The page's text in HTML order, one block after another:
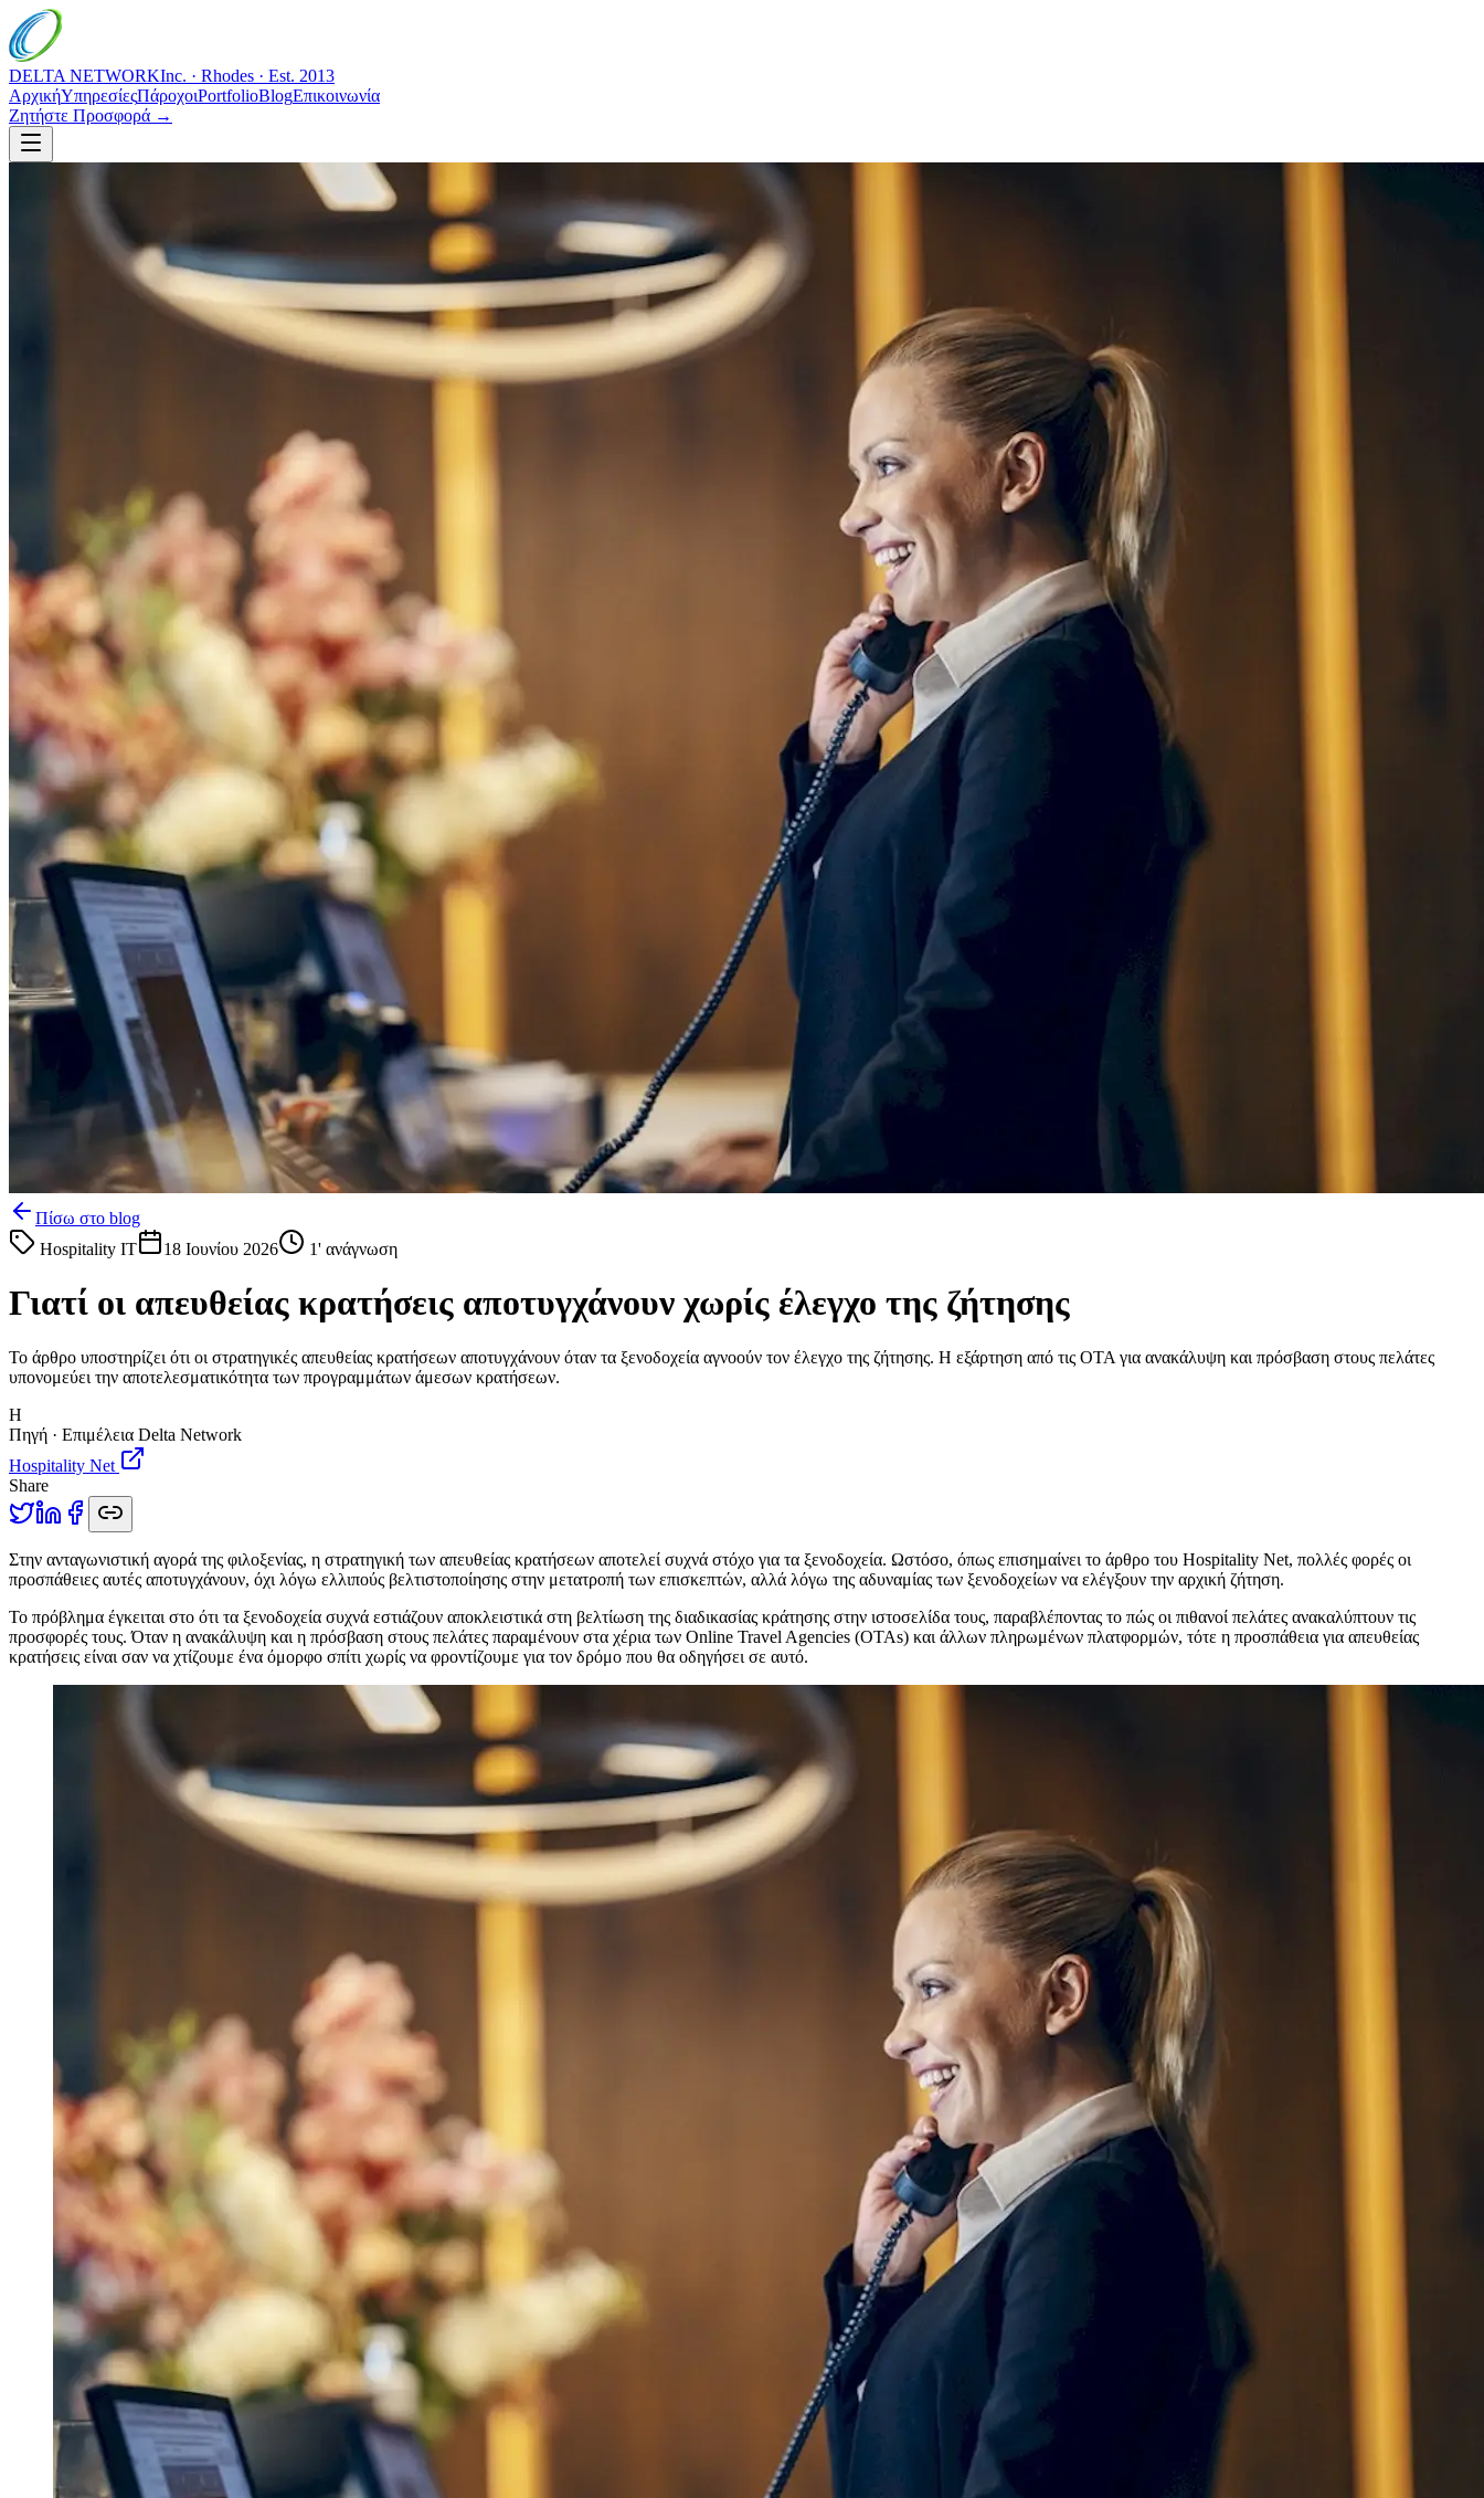
DELTA NETWORKInc. · Rhodes · Est. 2013
ΑρχικήΥπηρεσίεςΠάροχοιPortfolioBlogΕπικοινωνία
Ζητήστε Προσφορά →
Πίσω στο blog
Hospitality IT
18 Ιουνίου 2026 1' ανάγνωση
Γιατί οι απευθείας κρατήσεις αποτυγχάνουν χωρίς έλεγχο της ζήτησης
Το άρθρο υποστηρίζει ότι οι στρατηγικές απευθείας κρατήσεων αποτυγχάνουν όταν τα ξενοδοχεία αγνοούν τον έλεγχο της ζήτησης. Η εξάρτηση από τις ΟΤΑ για ανακάλυψη και πρόσβαση στους πελάτες
υπονομεύει την αποτελεσματικότητα των προγραμμάτων άμεσων κρατήσεων.
H
Πηγή · Επιμέλεια Delta Network
Hospitality Net
Share
Στην ανταγωνιστική αγορά της φιλοξενίας, η στρατηγική των απευθείας κρατήσεων αποτελεί συχνά στόχο για τα ξενοδοχεία. Ωστόσο, όπως επισημαίνει το άρθρο του Hospitality Net, πολλές φορές οι
προσπάθειες αυτές αποτυγχάνουν, όχι λόγω ελλιπούς βελτιστοποίησης στην μετατροπή των επισκεπτών, αλλά λόγω της αδυναμίας των ξενοδοχείων να ελέγξουν την αρχική ζήτηση.
Το πρόβλημα έγκειται στο ότι τα ξενοδοχεία συχνά εστιάζουν αποκλειστικά στη βελτίωση της διαδικασίας κράτησης στην ιστοσελίδα τους, παραβλέποντας το πώς οι πιθανοί πελάτες ανακαλύπτουν τις
προσφορές τους. Όταν η ανακάλυψη και η πρόσβαση στους πελάτες παραμένουν στα χέρια των Online Travel Agencies (OTAs) και άλλων πληρωμένων πλατφορμών, τότε η προσπάθεια για απευθείας
κρατήσεις είναι σαν να χτίζουμε ένα όμορφο σπίτι χωρίς να φροντίζουμε για τον δρόμο που θα οδηγήσει σε αυτό.